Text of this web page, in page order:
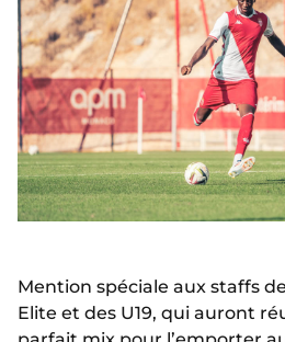
Mention spéciale aux staffs
Elite et des U19, qui auront